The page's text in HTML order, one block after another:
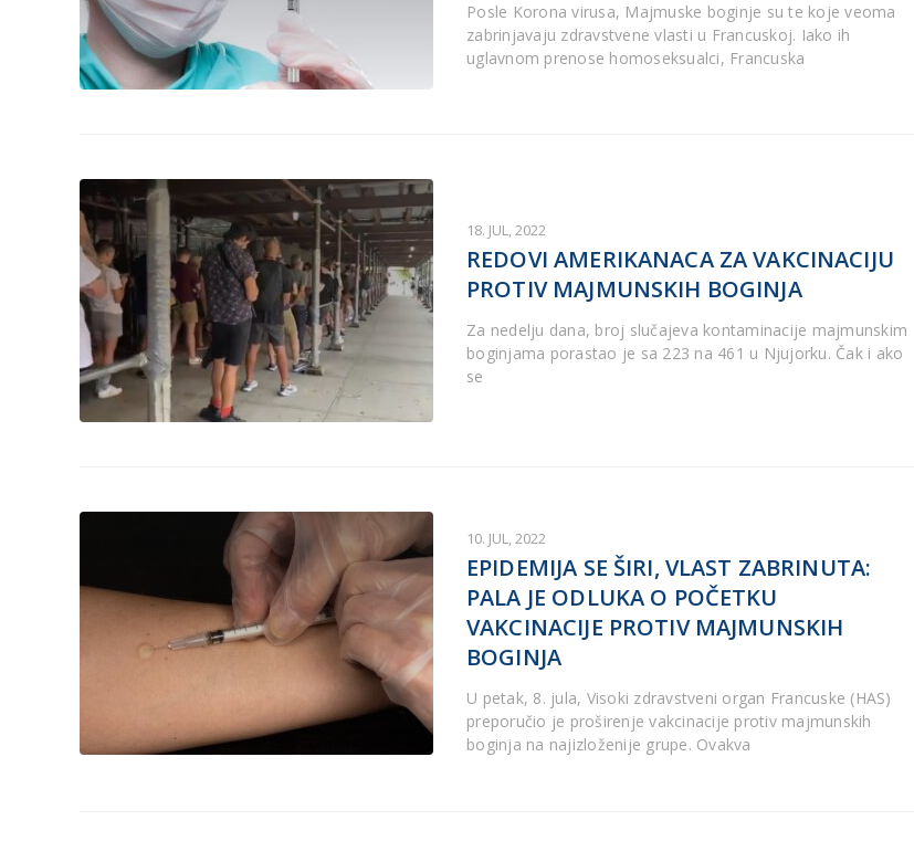
Posle Korona virusa, Majmuske boginje su te koje veoma
zabrinjavaju zdravstvene vlasti u Francuskoj. Iako ih
uglavnom prenose homoseksualci, Francuska
18. JUL, 2022
REDOVI AMERIKANACA ZA VAKCINACIJU
PROTIV MAJMUNSKIH BOGINJA
Za nedelju dana, broj slučajeva kontaminacije majmunskim
boginjama porastao je sa 223 na 461 u Njujorku. Čak i ako
se
10. JUL, 2022
EPIDEMIJA SE ŠIRI, VLAST ZABRINUTA:
PALA JE ODLUKA O POČETKU
VAKCINACIJE PROTIV MAJMUNSKIH
BOGINJA
U petak, 8. jula, Visoki zdravstveni organ Francuske (HAS)
preporučio je proširenje vakcinacije protiv majmunskih
boginja na najizloženije grupe. Ovakva